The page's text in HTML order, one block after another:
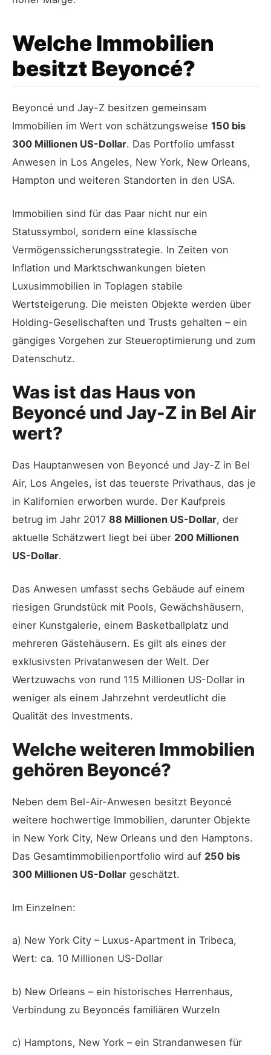
Welche Immobilien
besitzt Beyoncé?
Beyoncé und Jay-Z besitzen gemeinsam
Immobilien im Wert von schätzungsweise 150 bis
300 Millionen US-Dollar. Das Portfolio umfasst
Anwesen in Los Angeles, New York, New Orleans,
Hampton und weiteren Standorten in den USA.
Immobilien sind für das Paar nicht nur ein
Statussymbol, sondern eine klassische
Vermögenssicherungsstrategie. In Zeiten von
Inflation und Marktschwankungen bieten
Luxusimmobilien in Toplagen stabile
Wertsteigerung. Die meisten Objekte werden über
Holding-Gesellschaften und Trusts gehalten – ein
gängiges Vorgehen zur Steueroptimierung und zum
Datenschutz.
Was ist das Haus von
Beyoncé und Jay-Z in Bel Air
wert?
Das Hauptanwesen von Beyoncé und Jay-Z in Bel
Air, Los Angeles, ist das teuerste Privathaus, das je
in Kalifornien erworben wurde. Der Kaufpreis
betrug im Jahr 2017 88 Millionen US-Dollar, der
aktuelle Schätzwert liegt bei über 200 Millionen
US-Dollar.
Das Anwesen umfasst sechs Gebäude auf einem
riesigen Grundstück mit Pools, Gewächshäusern,
einer Kunstgalerie, einem Basketballplatz und
mehreren Gästehäusern. Es gilt als eines der
exklusivsten Privatanwesen der Welt. Der
Wertzuwachs von rund 115 Millionen US-Dollar in
weniger als einem Jahrzehnt verdeutlicht die
Qualität des Investments.
Welche weiteren Immobilien
gehören Beyoncé?
Neben dem Bel-Air-Anwesen besitzt Beyoncé
weitere hochwertige Immobilien, darunter Objekte
in New York City, New Orleans und den Hamptons.
Das Gesamtimmobilienportfolio wird auf 250 bis
300 Millionen US-Dollar geschätzt.
Im Einzelnen:
a) New York City – Luxus-Apartment in Tribeca,
Wert: ca. 10 Millionen US-Dollar
b) New Orleans – ein historisches Herrenhaus,
Verbindung zu Beyoncés familiären Wurzeln
c) Hamptons, New York – ein Strandanwesen für